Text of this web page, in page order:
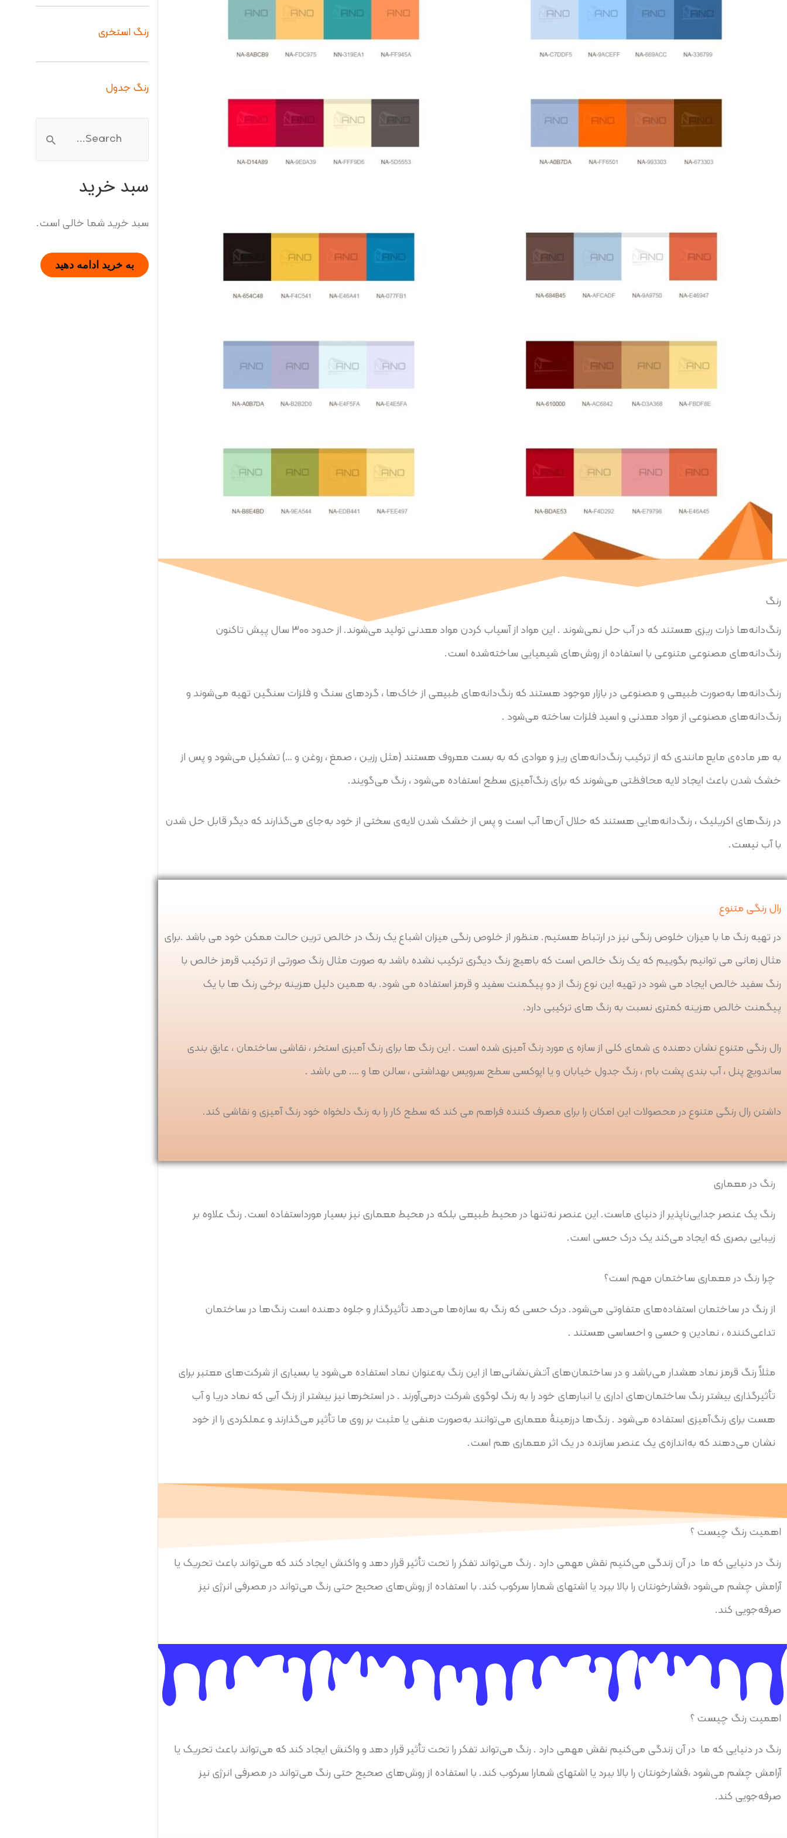
رنگ
رنگ‌دانه‌ها ذرات ریزی هستند که در آب حل نمی‌شوند . این مواد از آسیاب کردن مواد معدنی تولید می‌شوند. از حدود ۳۰۰ سال پیش تاکنون
رنگ‌دانه‌های مصنوعی متنوعی با استفاده از روش‌های شیمیایی ساخته‌شده است.
رنگ‌دانه‌ها به‌صورت طبیعی و مصنوعی در بازار موجود هستند که رنگ‌دانه‌های طبیعی از خاک‌ها ، گردهای سنگ و فلزات سنگین تهیه می‌شوند و
رنگ‌دانه‌های مصنوعی از مواد معدنی و اسید فلزات ساخته می‌شود .
به هر ماده‌ی مایع مانندی که از ترکیب رنگ‌دانه‌های ریز و موادی که به بست معروف هستند (مثل رزین ، صمغ ، روغن و …) تشکیل می‌شود و پس از
خشک شدن باعث ایجاد لایه محافظتی می‌شوند که برای رنگ‌آمیزی سطح استفاده می‌شود ، رنگ می‌گویند.
در رنگ‌های اکریلیک ، رنگ‌دانه‌هایی هستند که حلال آن‌ها آب است و پس از خشک شدن لایه‌ی سختی از خود به‌جای می‌گذارند که دیگر قابل حل شدن
با آب نیست.
رال رنگی متنوع
در تهیه رنگ ما با میزان خلوص رنگی نیز در ارتباط هستیم. منظور از خلوص رنگی میزان اشباع یک رنگ در خالص ترین حالت ممکن خود می باشد .برای
مثال زمانی می توانیم بگوییم که یک رنگ خالص است که باهیچ رنگ دیگری ترکیب نشده باشد به صورت مثال رنگ صورتی از ترکیب قرمز خالص با
رنگ سفید خالص ایجاد می شود در تهیه این نوع رنگ از دو پیگمنت سفید و قرمز استفاده می شود. به همین دلیل هزینه برخی رنگ ها با یک
پیگمنت خالص هزینه کمتری نسبت به رنگ های ترکیبی دارد.
رال رنگی متنوع نشان دهنده ی شمای کلی از سازه ی مورد رنگ آمیزی شده است . این رنگ ها برای رنگ آمیزی استخر ، نقاشی ساختمان ، عایق بندی
ساندویچ پنل ، آب بندی پشت بام ، رنگ جدول خیابان و یا اپوکسی سطح سرویس بهداشتی ، سالن ها و …. می باشد .
داشتن رال رنگی متنوع در محصولات این امکان را برای مصرف کننده فراهم می کند که سطح کار را به رنگ دلخواه خود رنگ آمیزی و نقاشی کند.
رنگ در معماری
رنگ یک عنصر جدایی‌ناپذیر از دنیای ماست. این عنصر نه‌تنها در محیط طبیعی بلکه در محیط معماری نیز بسیار مورداستفاده است. رنگ علاوه بر
زیبایی بصری که ایجاد می‌کند یک درک حسی است.
چرا رنگ در معماری ساختمان مهم است؟
از رنگ در ساختمان استفاده‌های متفاوتی می‌شود. درک حسی که رنگ به سازه‌ها می‌دهد تأثیرگذار و جلوه دهنده است رنگ‌ها در ساختمان
تداعی‌کننده ، نمادین و حسی و احساسی هستند .
مثلاً رنگ قرمز نماد هشدار می‌باشد و در ساختمان‌های آتش‌نشانی‌ها از این رنگ به‌عنوان نماد استفاده می‌شود یا بسیاری از شرکت‌های معتبر برای
تأثیرگذاری بیشتر رنگ ساختمان‌های اداری یا انبارهای خود را به رنگ لوگوی شرکت درمی‌آورند . در استخرها نیز بیشتر از رنگ آبی که نماد دریا و آب
هست برای رنگ‌آمیزی استفاده می‌شود . رنگ‌ها درزمینهٔ معماری می‌توانند به‌صورت منفی یا مثبت بر روی ما تأثیر می‌گذارند و عملکردی را از خود
نشان می‌دهند که به‌اندازه‌ی یک عنصر سازنده در یک اثر معماری هم است.
اهمیت رنگ چیست ؟
رنگ در دنیایی که ما در آن زندگی می‌کنیم نقش مهمی دارد . رنگ می‌تواند تفکر را تحت تأثیر قرار دهد و واکنش ایجاد کند که می‌تواند باعث تحریک یا
آرامش چشم می‌شود ،فشارخونتان را بالا ببرد یا اشتهای شمارا سرکوب کند. با استفاده از روش‌های صحیح حتی رنگ می‌تواند در مصرفی انرژی نیز
صرفه‌جویی کند.
اهمیت رنگ چیست ؟
رنگ در دنیایی که ما در آن زندگی می‌کنیم نقش مهمی دارد . رنگ می‌تواند تفکر را تحت تأثیر قرار دهد و واکنش ایجاد کند که می‌تواند باعث تحریک یا
آرامش چشم می‌شود ،فشارخونتان را بالا ببرد یا اشتهای شمارا سرکوب کند. با استفاده از روش‌های صحیح حتی رنگ می‌تواند در مصرفی انرژی نیز
صرفه‌جویی کند.
رنگ استخری
رنگ جدول
س
ت
و
ر
سبد خرید
سبد خرید شما خالی است.
به خرید ادامه دهید